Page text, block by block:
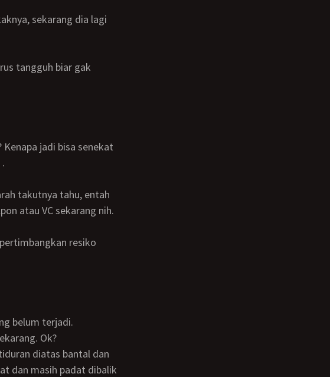
atau VC sekarang nih.
Ok?
dan masih padat dibalik